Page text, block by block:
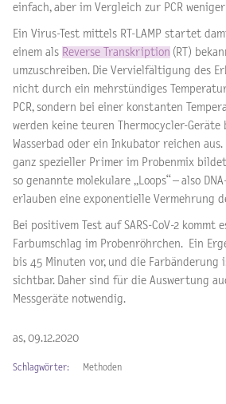
einfach, aber im Vergleich zur PCR
Ein Virus-Test mittels RT-LAMP startet
einem als Reverse Transkription (RT)
umzuschreiben. Die Vervielfältigung des
nicht durch ein mehrstündiges
PCR, sondern bei einer konstanten
werden keine teuren Thermocycler-
Wasserbad oder ein Inkubator reichen
ganz spezieller Primer im Probenmix
so genannte molekulare „Loops“ – also
erlauben eine exponentielle Vermehrung
Bei positivem Test auf SARS-CoV-2 kommt
Farbumschlag im Probenröhrchen. Ein
bis 45 Minuten vor, und die Farbänderung
sichtbar. Daher sind für die Auswertung
Messgeräte notwendig.
as, 09.12.2020
Schlagwörter: Methoden